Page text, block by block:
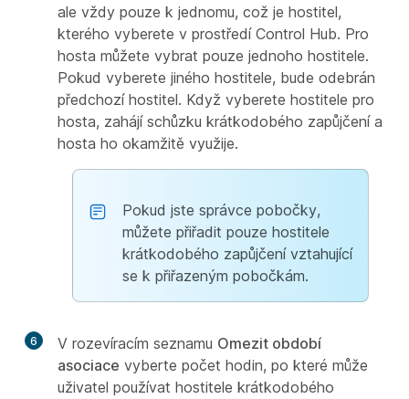
ale vždy pouze k jednomu, což je hostitel,
kterého vyberete v prostředí Control Hub. Pro
hosta můžete vybrat pouze jednoho hostitele.
Pokud vyberete jiného hostitele, bude odebrán
předchozí hostitel. Když vyberete hostitele pro
hosta, zahájí schůzku krátkodobého zapůjčení a
hosta ho okamžitě využije.
Pokud jste správce pobočky,
můžete přiřadit pouze hostitele
krátkodobého zapůjčení vztahující
se k přiřazeným pobočkám.
6 V rozevíracím seznamu Omezit období
asociace vyberte počet hodin, po které může
uživatel používat hostitele krátkodobého